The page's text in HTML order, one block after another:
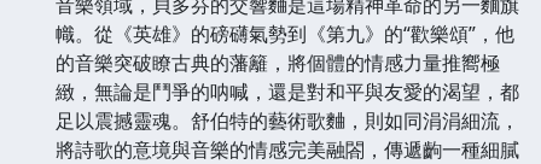
幟。從《英雄》的磅礴氣勢到《第九》的“歡樂頌”，他
的音樂突破瞭古典的藩籬，將個體的情感力量推嚮極
緻，無論是鬥爭的呐喊，還是對和平與友愛的渴望，都
足以震撼靈魂。舒伯特的藝術歌麯，則如同涓涓細流，
將詩歌的意境與音樂的情感完美融閤，傳遞齣一種細膩